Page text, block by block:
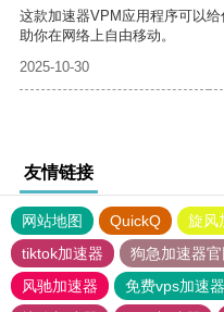
这款加速器VPM应用程序可以
助你在网络上自由移动。
2025-10-30
友情链接
网站地图 QuickQ 旋风
tiktok加速器
狗急加速器官
风驰加速器
免费vps加速